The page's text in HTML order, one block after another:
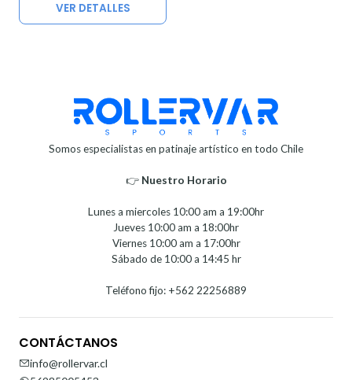
VER DETALLES
Somos especialistas en patinaje artístico en todo Chile
👉 Nuestro Horario⁣⁣
Lunes a miercoles 10:00 am a 19:00hr
Jueves 10:00 am a 18:00hr
Viernes 10:00 am a 17:00hr
Sábado de 10:00 a 14:45 hr
Teléfono fijo: +562 22256889
CONTÁCTANOS
info@rollervar.cl